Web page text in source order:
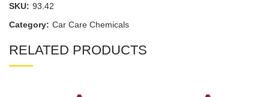
SKU: 93.42
Category: Car Care Chemicals
RELATED PRODUCTS